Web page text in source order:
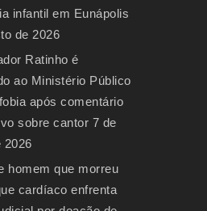
infantil em Eunápolis
de 2026
Ratinho é
ao Ministério Público
após comentário
sobre cantor 7 de
2026
homem que morreu
cardíaco enfrenta